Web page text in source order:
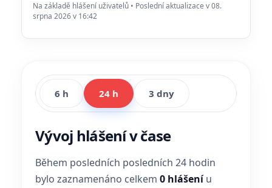
Na základě hlášení uživatelů • Poslední aktualizace v 08.
srpna 2026 v 16:42
6 h 24 h 3 dny
Vývoj hlášení v čase
Během posledních posledních 24 hodin
bylo zaznamenáno celkem 0 hlášeníu